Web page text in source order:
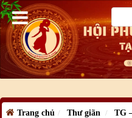
Trang chủ Thư giãn
TG